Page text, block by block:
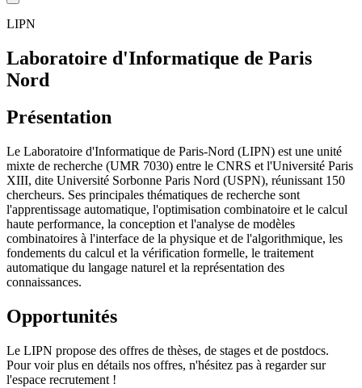
LIPN
Laboratoire d'Informatique de Paris
Nord
Présentation
Le Laboratoire d'Informatique de Paris-Nord (LIPN) est une unité
mixte de recherche (UMR 7030) entre le CNRS et l'Université Paris
XIII, dite Université Sorbonne Paris Nord (USPN), réunissant 150
chercheurs. Ses principales thématiques de recherche sont
l'apprentissage automatique, l'optimisation combinatoire et le calcul
haute performance, la conception et l'analyse de modèles
combinatoires à l'interface de la physique et de l'algorithmique, les
fondements du calcul et la vérification formelle, le traitement
automatique du langage naturel et la représentation des
connaissances.
Opportunités
Le LIPN propose des offres de thèses, de stages et de postdocs.
Pour voir plus en détails nos offres, n'hésitez pas à regarder sur
l'espace recrutement !